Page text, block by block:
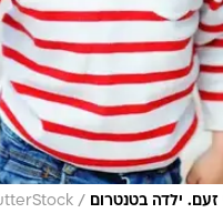
ילדה בטנטרום /